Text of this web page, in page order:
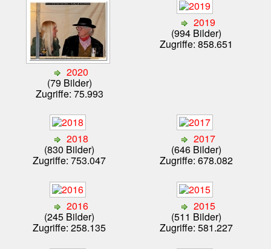
2020
(79 Bilder)
Zugriffe: 75.993
2019
(994 Bilder)
Zugriffe: 858.651
2018
(830 Bilder)
Zugriffe: 753.047
2017
(646 Bilder)
Zugriffe: 678.082
2016
(245 Bilder)
Zugriffe: 258.135
2015
(511 Bilder)
Zugriffe: 581.227